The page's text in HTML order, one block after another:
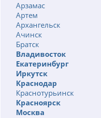
Арзамас
Артем
Архангельск
Ачинск
Братск
Владивосток
Екатеринбург
Иркутск
Краснодар
Краснотурьинск
Красноярск
Москва